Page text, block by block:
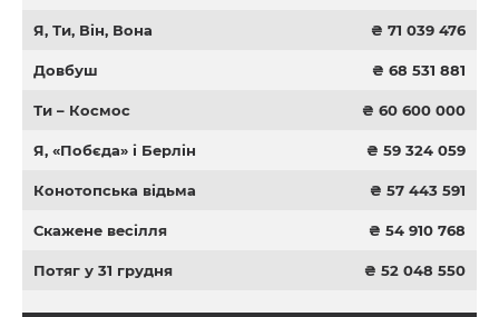
Я, Ти, Він, Вона ₴ 71 039 476
Довбуш ₴ 68 531 881
Ти – Космос ₴ 60 600 000
Я, «Побєда» і Берлін ₴ 59 324 059
Конотопська відьма ₴ 57 443 591
Скажене весілля ₴ 54 910 768
Потяг у 31 грудня ₴ 52 048 550